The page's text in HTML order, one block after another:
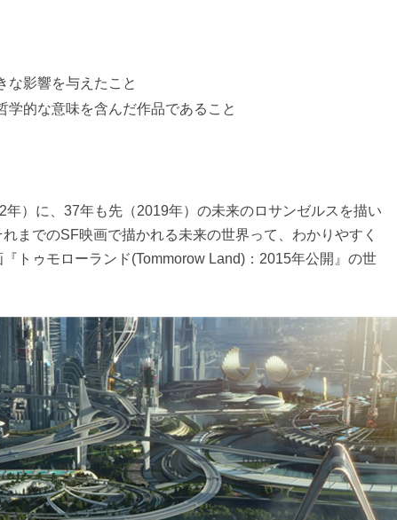
な影響を与えたこと
学的な意味を含んだ作品であること
年）に、37年も先（2019年）の未来のロサンゼルスを描い
までのSF映画で描かれる未来の世界って、わかりやすく
トゥモローランド(Tommorow Land)：2015年公開』の世